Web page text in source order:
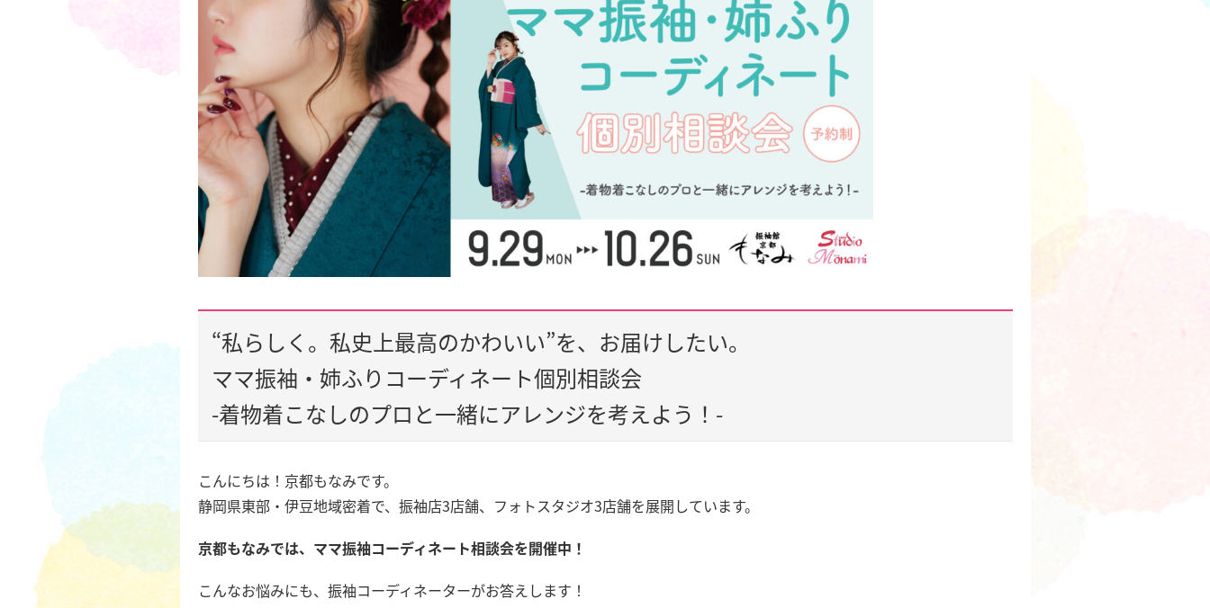
“私らしく。私史上最高のかわいい”を、お届けしたい。
ママ振袖・姉ふりコーディネート個別相談会
-着物着こなしのプロと一緒にアレンジを考えよう！-
こんにちは！京都もなみです。
静岡県東部・伊豆地域密着で、振袖店3店舗、フォトスタジオ3店舗を展開しています。
京都もなみでは、ママ振袖コーディネート相談会を開催中！
こんなお悩みにも、振袖コーディネーターがお答えします！